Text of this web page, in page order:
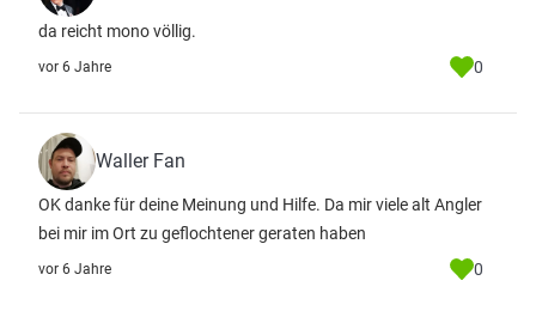
da reicht mono völlig.
vor 6 Jahre 0
Waller Fan
OK danke für deine Meinung und Hilfe. Da mir viele alt Angler
bei mir im Ort zu geflochtener geraten haben
vor 6 Jahre 0